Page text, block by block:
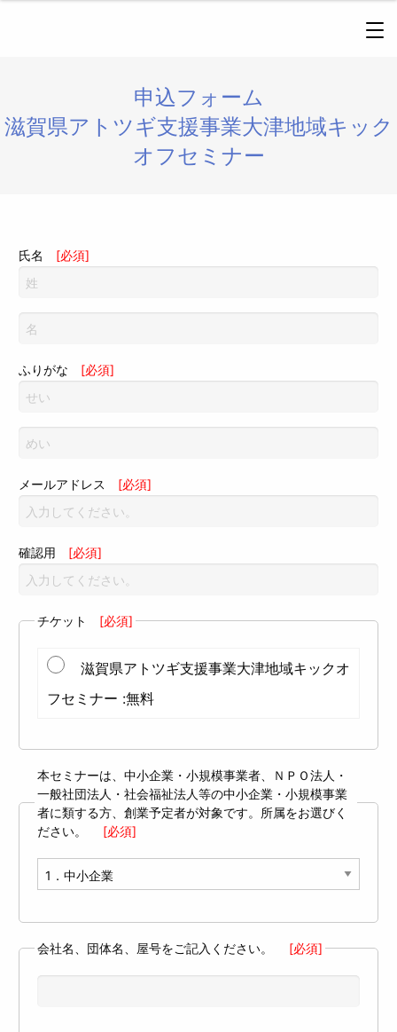
申込フォーム
滋賀県アトツギ支援事業大津地域キック
オフセミナー
氏名 [必須]
ふりがな [必須]
メールアドレス [必須]
確認用 [必須]
チケット [必須]
滋賀県アトツギ支援事業大津地域キックオ
フセミナー :無料
本セミナーは、中小企業・小規模事業者、ＮＰＯ法人・
一般社団法人・社会福祉法人等の中小企業・小規模事業
者に類する方、創業予定者が対象です。所属をお選びく
ださい。
[必須]
会社名、団体名、屋号をご記入ください。 [必須]